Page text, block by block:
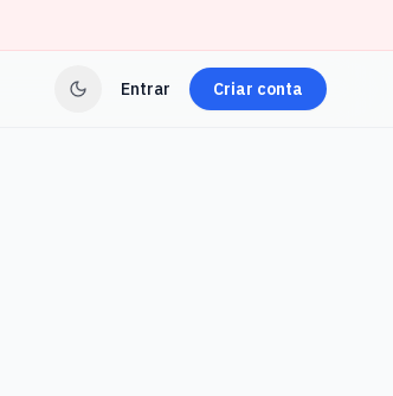
Entrar Criar conta